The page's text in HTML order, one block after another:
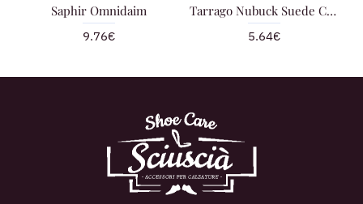
Saphir Omnidaim
9.76€
Tarrago Nubuck Suede Cleaner
5.64€